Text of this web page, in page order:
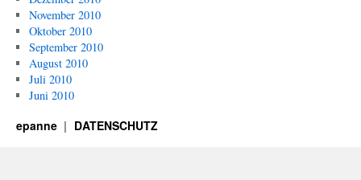
November 2010
Oktober 2010
September 2010
August 2010
Juli 2010
Juni 2010
epanne DATENSCHUTZ